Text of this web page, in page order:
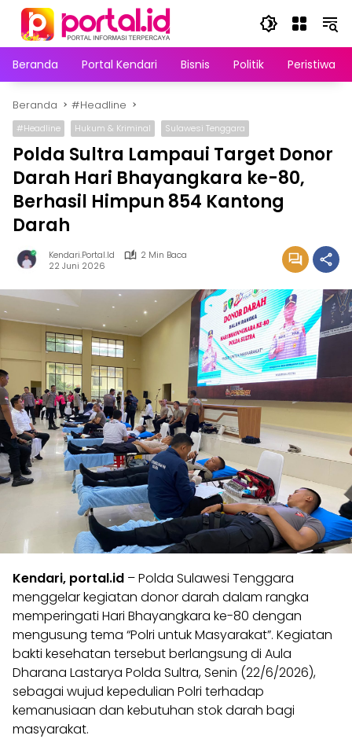
Langsung
konten
Beranda
Portal Kendari Bisnis Politik Peristiwa
Beranda #Headline
#Headline Hukum & Kriminal Sulawesi Tenggara
Polda Sultra Lampaui Target Donor
Darah Hari Bhayangkara ke-80,
Berhasil Himpun 854 Kantong
Darah
Kendari.portal.id
2 Min Baca
22 Juni 2026
Kendari, portal.id – Polda Sulawesi Tenggara
menggelar kegiatan donor darah dalam rangka
memperingati Hari Bhayangkara ke-80 dengan
mengusung tema “Polri untuk Masyarakat”. Kegiatan
bakti kesehatan tersebut berlangsung di Aula
Dharana Lastarya Polda Sultra, Senin (22/6/2026),
sebagai wujud kepedulian Polri terhadap
kemanusiaan dan kebutuhan stok darah bagi
masyarakat.